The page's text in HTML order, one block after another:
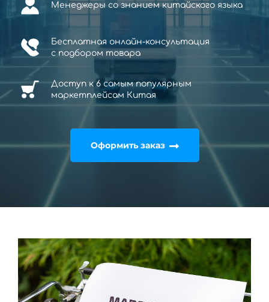
Менеджеры со знанием китайского языка
Бесплатная онлайн-консультация
с подбором товара
Доступ к 6 самым популярным
маркетплейсам Китая
Оформить заказ